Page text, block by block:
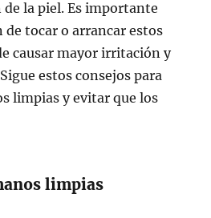
la piel. Es importante
tocar o arrancar estos
causar mayor irritación y
estos consejos para
limpias y evitar que los
limpias